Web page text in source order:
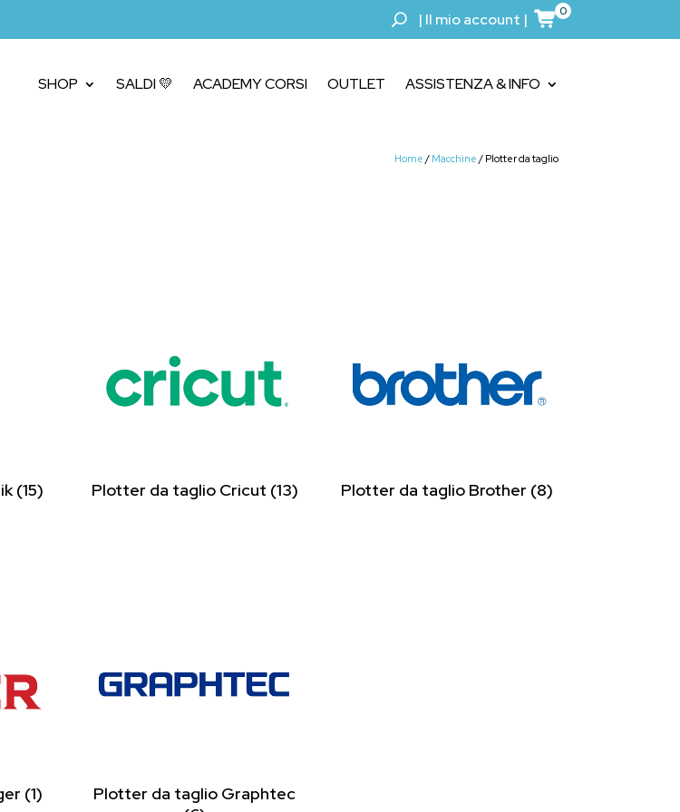
| Il mio account | 0
SHOP SALDI 💛 ACADEMY CORSI OUTLET ASSISTENZA & INFO
Home / Macchine / Plotter da taglio
(15) Plotter da taglio Cricut (13) Plotter da taglio Brother (8)
(1)
Plotter da taglio Graphtec